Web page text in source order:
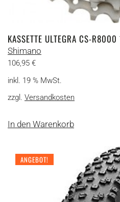
KASSETTE ULTEGRA CS-R8000
Shimano
106,95 €
inkl. 19 % MwSt.
zzgl. Versandkosten
In den Warenkorb
ANGEBOT!